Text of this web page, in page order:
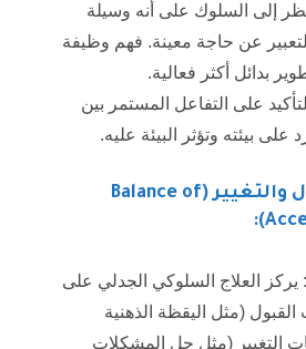
إلى السلوك على أنه وسيلة
عن حاجة معينة. فهم وظيفة
بدائل أكثر فعالية.
على التفاعل المستمر بين
على بيئته وتؤثر البيئة عليه.
لتوازن بين القبول والتغيير (Balance of
يركز العلاج السلوكي الجدلي على
القبول (مثل اليقظة الذهنية
التغيير (مثل حل المشكلات